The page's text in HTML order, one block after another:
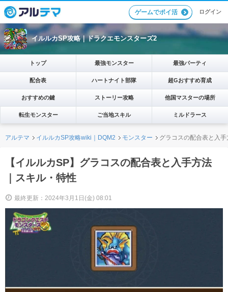
ゲームでポイ活 ログイン
イルルカSP攻略｜ドラクエモンスターズ2
トップ 最強モンスター 最強パーティ
配合表 ハートナイト部隊 超Gおすすめ育成
おすすめの鍵 ストーリー攻略 他国マスターの場所
転生モンスター ご当地スキル ミルドラース
アルテマ イルルカSP攻略wiki｜DQM2 モンスター グラコスの配合表と入
【イルルカSP】グラコスの配合表と入手方法
｜スキル・特性
最終更新：2024年3月1日(金) 08:01